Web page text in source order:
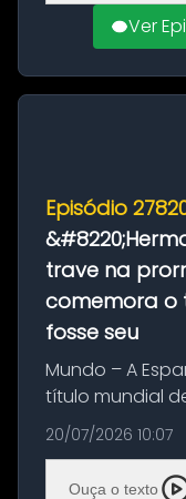
Ver
Episódio
trave na
comemora o
fosse seu
Mundo – A
título mundial
Argentina por 1
decisão da
de um duelo
20/07/2026 10:07
Ouça o texto